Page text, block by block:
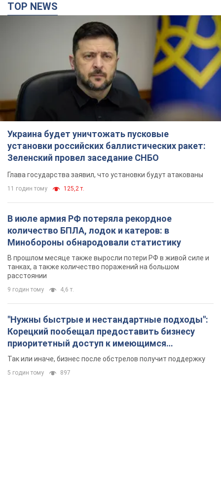
TOP NEWS
Украина будет уничтожать пусковые
установки российских баллистических ракет:
Зеленский провел заседание СНБО
Глава государства заявил, что установки будут атакованы
11 годин тому 125,2 т.
В июле армия РФ потеряла рекордное
количество БПЛА, лодок и катеров: в
Минобороны обнародовали статистику
В прошлом месяце также выросли потери РФ в живой силе и
танках, а также количество поражений на большом
расстоянии
9 годин тому 4,6 т.
"Нужны быстрые и нестандартные подходы":
Корецкий пообещал предоставить бизнесу
приоритетный доступ к имеющимся
складским помещениям
Так или иначе, бизнес после обстрелов получит поддержку
5 годин тому 897